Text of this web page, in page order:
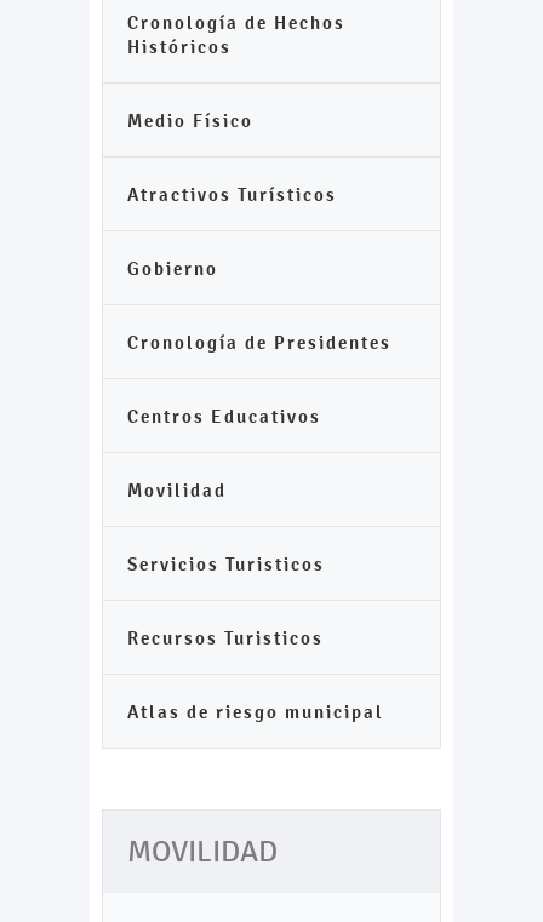
Cronología de Hechos
Históricos
Medio Físico
Atractivos Turísticos
Gobierno
Cronología de Presidentes
Centros Educativos
Movilidad
Servicios Turisticos
Recursos Turisticos
Atlas de riesgo municipal
MOVILIDAD